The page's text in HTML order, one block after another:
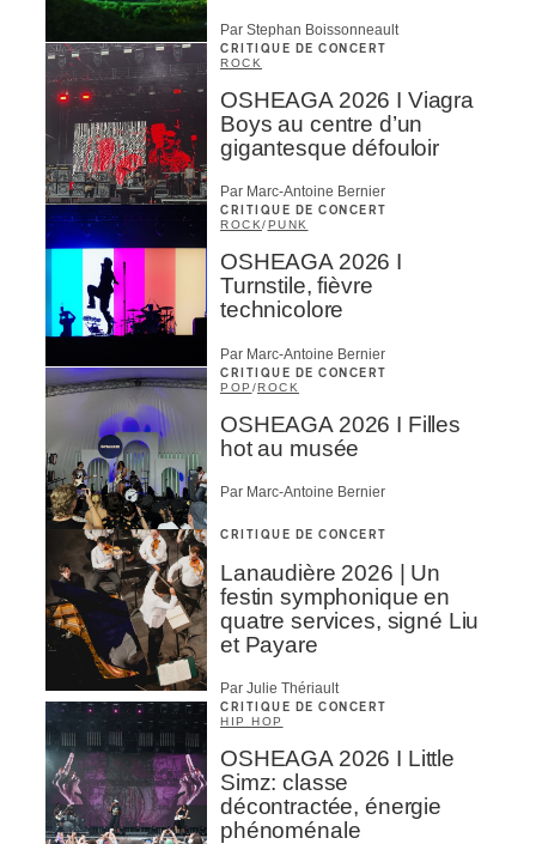
Par Stephan Boissonneault
CRITIQUE DE CONCERT
ROCK
OSHEAGA 2026 I Viagra
Boys au centre d’un
gigantesque défouloir
Par Marc-Antoine Bernier
CRITIQUE DE CONCERT
ROCK/PUNK
OSHEAGA 2026 I
Turnstile, fièvre
technicolore
Par Marc-Antoine Bernier
CRITIQUE DE CONCERT
POP /ROCK
OSHEAGA 2026 I Filles
hot au musée
Par Marc-Antoine Bernier
CRITIQUE DE CONCERT
Lanaudière 2026 | Un
festin symphonique en
quatre services, signé Liu
et Payare
Par Julie Thériault
CRITIQUE DE CONCERT
HIP HOP
OSHEAGA 2026 I Little
Simz: classe
décontractée, énergie
phénoménale